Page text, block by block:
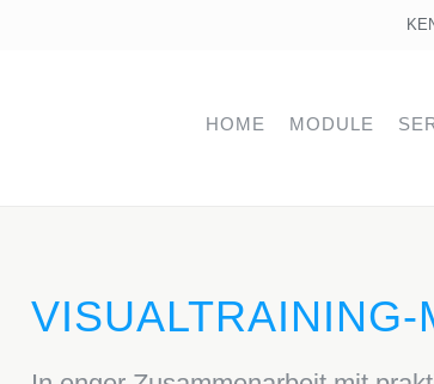
HOME MODULE
VISUALTRAINING-